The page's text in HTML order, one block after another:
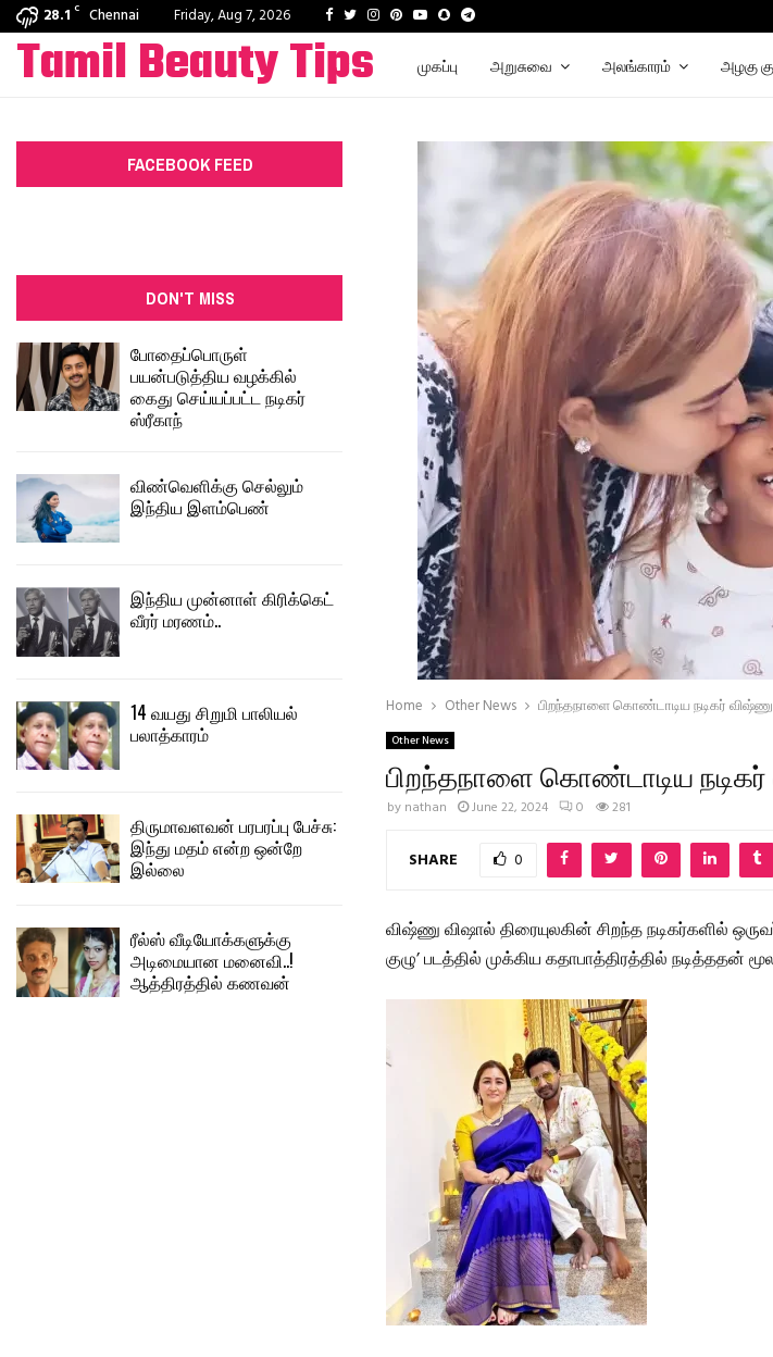
28.1 C Chennai Friday, Aug 7, 2026 Facebook
TwitterInstagram
PinterestYoutube
SnapchatTelegram
Tamil Beauty Tips முகப்பு அறுசுவை அலங்காரம் அழகு
Home Other News பிறந்தநாளை கொண்டாடிய நடிகர்
Other News
பிறந்தநாளை கொண்டாடிய
by nathan June 22, 2024 0 281
SHARE 0
விஷ்ணு விஷால் திரையுலகின் சிறந்த நடிகர்களில்
குழு’ படத்தில் முக்கிய கதாபாத்திரத்தில் நடித்ததன்
FACEBOOK FEED
DON'T MISS
போதைப்பொருள்
பயன்படுத்திய வழக்கில்
கைது செய்யப்பட்ட நடிகர்
ஸ்ரீகாந்
விண்வெளிக்கு செல்லும்
இந்திய இளம்பெண்
இந்திய முன்னாள் கிரிக்கெட்
வீரர் மரணம்..
14 வயது சிறுமி பாலியல்
பலாத்காரம்
திருமாவளவன் பரபரப்பு பேச்சு:
இந்து மதம் என்ற ஒன்றே
இல்லை
ரீல்ஸ் வீடியோக்களுக்கு
அடிமையான மனைவி..!
ஆத்திரத்தில் கணவன்